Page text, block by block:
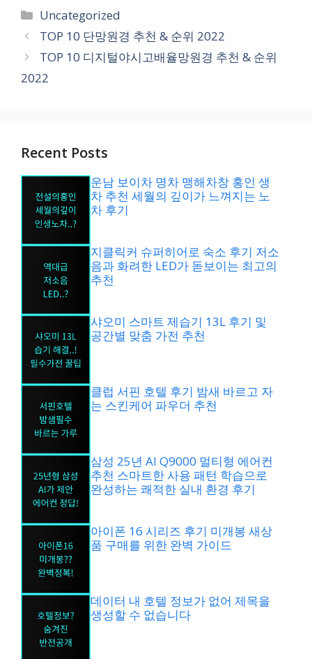
카
테
리
Uncategorized
TOP 10 단망원경 추천 & 순위 2022
TOP 10 디지털야시고배율망원경 추천 & 순위
2022
Recent Posts
운남 보이차 명차 맹해차창 홍인 생
차 추천 세월의 깊이가 느껴지는 노
차 후기
지클릭커 슈퍼히어로 숙소 후기 저소
음과 화려한 LED가 돋보이는 최고의
추천
샤오미 스마트 제습기 13L 후기 및
공간별 맞춤 가전 추천
클럽 서핀 호텔 후기 밤새 바르고 자
는 스킨케어 파우더 추천
삼성 25년 AI Q9000 멀티형 에어컨
추천 스마트한 사용 패턴 학습으로
완성하는 쾌적한 실내 환경 후기
아이폰 16 시리즈 후기 미개봉 새상
품 구매를 위한 완벽 가이드
데이터 내 호텔 정보가 없어 제목을
생성할 수 없습니다